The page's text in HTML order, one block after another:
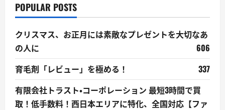
POPULAR POSTS
クリスマス、お正月には素敵なプレゼントを大切なあ
の人に
606
育毛剤「レビュー」を極める！
337
有限会社トラスト・コーポレーション 最短3時間で買
取！低手数料！西日本エリアに特化、全国対応【ファ